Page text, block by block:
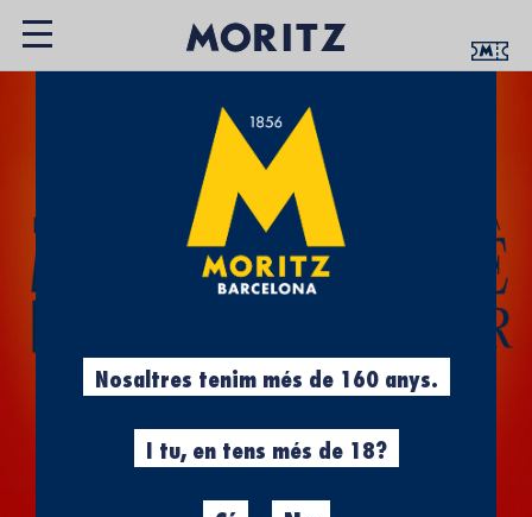
Nosaltres tenim més de 160 anys.
I tu, en tens més de 18?